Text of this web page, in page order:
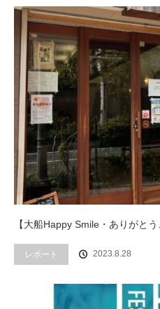
【大船Happy Smile・ありがとう
レポート 2023.8.28